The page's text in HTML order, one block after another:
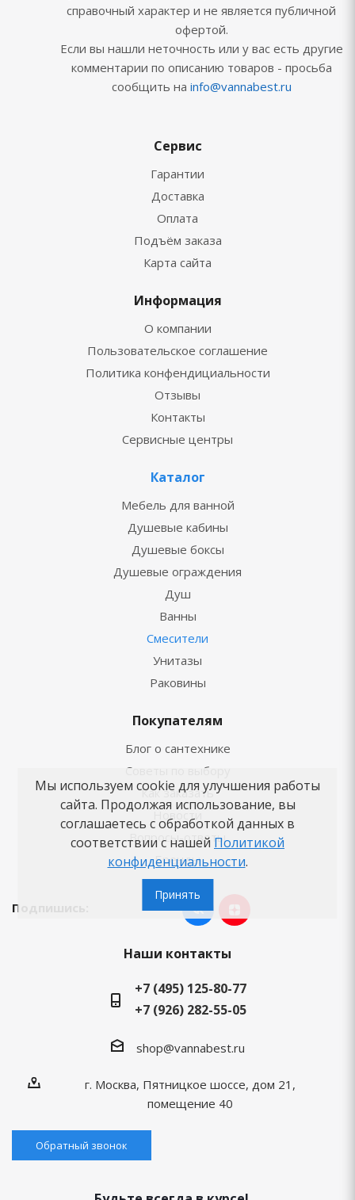
справочный характер и не является публичной
офертой.
Если вы нашли неточность или у вас есть другие
комментарии по описанию товаров - просьба
сообщить на info@vannabest.ru
Сервис
Гарантии
Доставка
Оплата
Подъём заказа
Карта сайта
Информация
О компании
Пользовательское соглашение
Политика конфендициальности
Отзывы
Контакты
Сервисные центры
Каталог
Мебель для ванной
Душевые кабины
Душевые боксы
Душевые ограждения
Душ
Ванны
Смесители
Унитазы
Раковины
Покупателям
Блог о сантехнике
Советы по выбору
Как заказать
Новости
Вопросы-ответы
Бренды
Подпишись:
Наши контакты
+7 (495) 125-80-77
+7 (926) 282-55-05
shop@vannabest.ru
г. Москва, Пятницкое шоссе, дом 21,
помещение 40
Обратный звонок
Мы используем cookie для улучшения работы
сайта. Продолжая использование, вы
соглашаетесь с обработкой данных в
соответствии с нашей Политикой
конфиденциальности.
Принять